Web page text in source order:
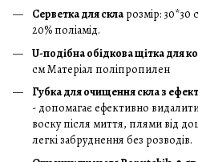
Серветка для скла розмір: 30*30
20% поліамід.
U-подібна обідкова щітка для
см Матеріал поліпропилен
Губка для очищення скла з
- допомагає ефективно
воску після миття, плями від
легкі забруднення без розводів.